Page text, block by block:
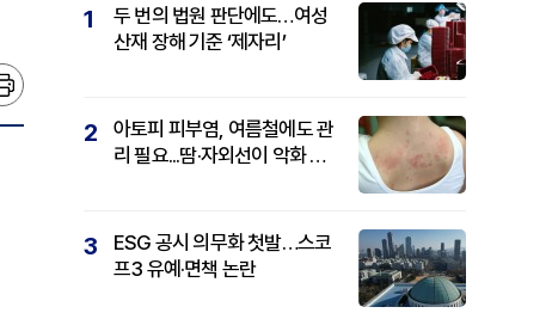
1
두 번의 법원 판단에도…여성
산재 장해 기준 ‘제자리’
2
아토피 피부염, 여름철에도 관
리 필요...땀·자외선이 악화 요
3
ESG 공시 의무화 첫발…스코
프3 유예·면책 논란